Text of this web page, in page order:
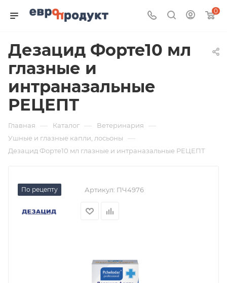
0
Дезацид Форте10 мл
глазные и
интраназальные
РЕЦЕПТ
Главная — Каталог — Ветеринария —
Ушные и глазные капли, лосьоны —
Дезацид Форте10 мл глазные и интраназальные РЕЦЕПТ
По рецепту Артикул: ПЧ4976